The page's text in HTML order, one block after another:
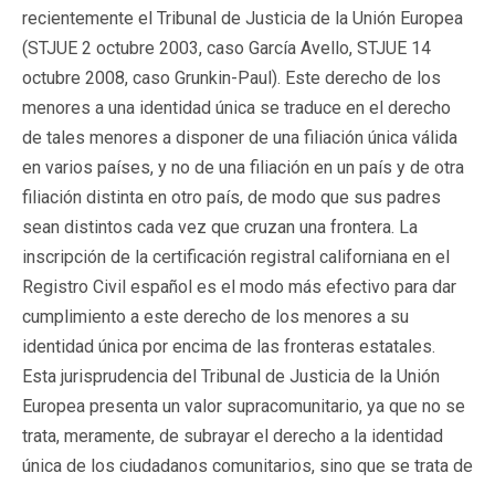
recientemente el Tribunal de Justicia de la Unión Europea
(STJUE 2 octubre 2003, caso García Avello, STJUE 14
octubre 2008, caso Grunkin-Paul). Este derecho de los
menores a una identidad única se traduce en el derecho
de tales menores a disponer de una filiación única válida
en varios países, y no de una filiación en un país y de otra
filiación distinta en otro país, de modo que sus padres
sean distintos cada vez que cruzan una frontera. La
inscripción de la certificación registral californiana en el
Registro Civil español es el modo más efectivo para dar
cumplimiento a este derecho de los menores a su
identidad única por encima de las fronteras estatales.
Esta jurisprudencia del Tribunal de Justicia de la Unión
Europea presenta un valor supracomunitario, ya que no se
trata, meramente, de subrayar el derecho a la identidad
única de los ciudadanos comunitarios, sino que se trata de